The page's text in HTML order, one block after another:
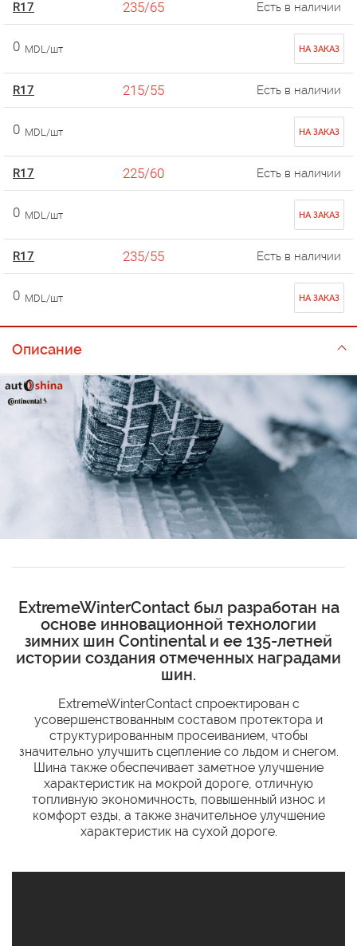
R17 235/65 Есть в наличии
0 MDL/шт НА ЗАКАЗ
R17 215/55 Есть в наличии
0 MDL/шт НА ЗАКАЗ
R17 225/60 Есть в наличии
0 MDL/шт НА ЗАКАЗ
R17 235/55 Есть в наличии
0 MDL/шт НА ЗАКАЗ
Описание
ExtremeWinterContact был разработан на
основе инновационной технологии
зимних шин Continental и ее 135-летней
истории создания отмеченных наградами
шин.
ExtremeWinterContact спроектирован с
усовершенствованным составом протектора и
структурированным просеиванием, чтобы
значительно улучшить сцепление со льдом и снегом.
Шина также обеспечивает заметное улучшение
характеристик на мокрой дороге, отличную
топливную экономичность, повышенный износ и
комфорт езды, а также значительное улучшение
характеристик на сухой дороге.